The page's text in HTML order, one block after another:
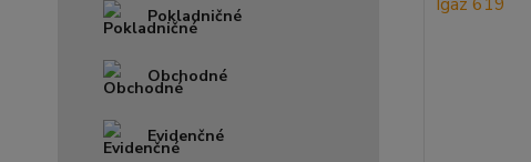
Pokladničné
Obchodné
Evidenčné